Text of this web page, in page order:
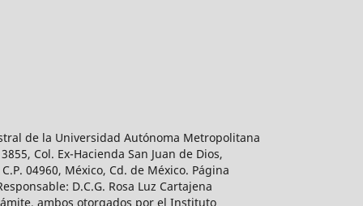
de la Universidad Autónoma Metropolitana
Col. Ex-Hacienda San Juan de Dios,
04960, México, Cd. de México. Página
D.C.G. Rosa Luz Cartajena
ambos otorgados por el Instituto